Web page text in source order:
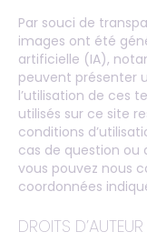
Par souci de
images ont été
artificielle (IA),
peuvent présenter
l’utilisation de ces
utilisés sur ce site
conditions
cas de question ou
vous pouvez nous
coordonnées
DROITS